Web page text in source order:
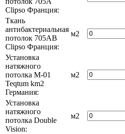
Clipso Франция:
Ткань
антибактериальная
потолок 705AB
Clipso Франция:
м2
Установка
натяжного
потолка M-01
Teqtum km2
Германия:
м2
Установка
натяжного
потолка Double
Vision:
м2